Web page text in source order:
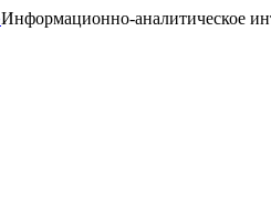
Информационно-аналитическое